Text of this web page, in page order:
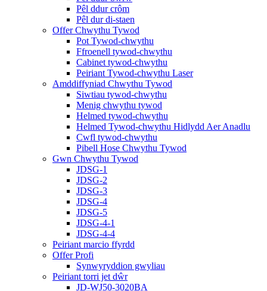
Pêl ddur crôm
Pêl dur di-staen
Offer Chwythu Tywod
Pot Tywod-chwythu
Ffroenell tywod-chwythu
Cabinet tywod-chwythu
Peiriant Tywod-chwythu Laser
Amddiffyniad Chwythu Tywod
Siwtiau tywod-chwythu
Menig chwythu tywod
Helmed tywod-chwythu
Helmed Tywod-chwythu Hidlydd Aer Anadlu
Cwfl tywod-chwythu
Pibell Hose Chwythu Tywod
Gwn Chwythu Tywod
JDSG-1
JDSG-2
JDSG-3
JDSG-4
JDSG-5
JDSG-4-1
JDSG-4-4
Peiriant marcio ffyrdd
Offer Profi
Synwyryddion gwyliau
Peiriant torri jet dŵr
JD-WJ50-3020BA